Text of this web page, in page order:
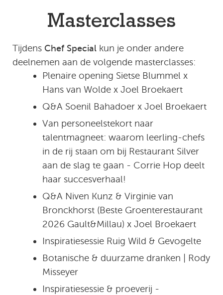
Masterclasses
Tijdens Chef Special kun je onder andere
deelnemen aan de volgende masterclasses:
Plenaire opening Sietse Blummel x
Hans van Wolde x Joel Broekaert
Q&A Soenil Bahadoer x Joel Broekaert
Van personeelstekort naar
talentmagneet: waarom leerling-chefs
in de rij staan om bij Restaurant Silver
aan de slag te gaan - Corrie Hop deelt
haar succesverhaal!
Q&A Niven Kunz & Virginie van
Bronckhorst (Beste Groenterestaurant
2026 Gault&Millau) x Joel Broekaert
Inspiratiesessie Ruig Wild & Gevogelte
Botanische & duurzame dranken | Rody
Misseyer
Inspiratiesessie & proeverij -